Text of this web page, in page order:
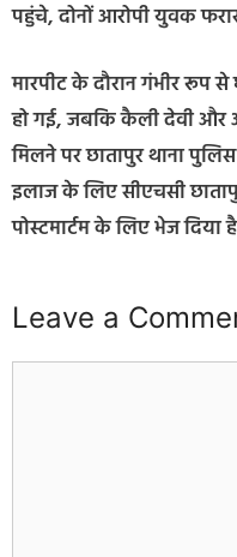
पहुंचे, दोनों आरोपी युवक
मारपीट के दौरान गंभीर रूप
हो गई, जबकि कैली देवी और
मिलने पर छातापुर थाना
इलाज के लिए सीएचसी
पोस्टमार्टम के लिए भेज
Leave a